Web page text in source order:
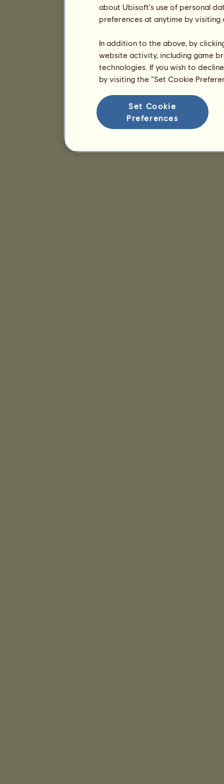
about Ubisoft's use of personal
preferences at anytime by
In addition to the above, by
website activity, including game
technologies. If you wish to
by visiting the “Set Cookie
Set Cookie
Preferences